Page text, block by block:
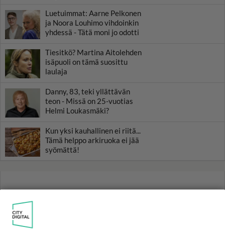
Luetuimmat: Aarne Pelkonen
ja Noora Louhimo vihdoinkin
yhdessä - Tätä moni jo odotti
Tiesitkö? Martina Aitolehden
isäpuoli on tämä suosittu
laulaja
Danny, 83, teki yllättävän
teon - Missä on 25-vuotias
Helmi Loukasmäki?
Kun yksi kauhallinen ei riitä...
Tämä helppo arkiruoka ei jää
syömättä!